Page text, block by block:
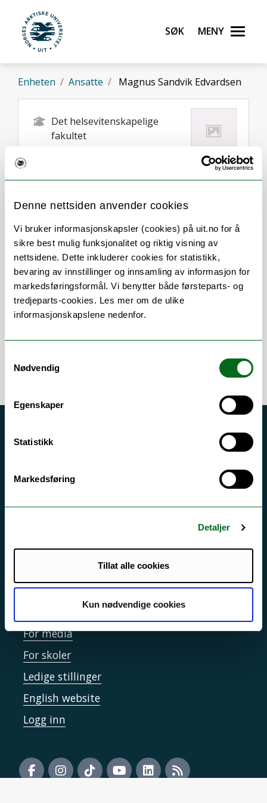
Denne nettsiden anvender cookies
Vi bruker informasjonskapsler (cookies) på uit.no for å
sikre best mulig funksjonalitet og riktig visning av
nettsidene. Dette inkluderer cookies for statistikk,
bevaring av innstillinger og innsamling av informasjon for
markedsføringsformål. Vi benytter både førsteparts- og
tredjeparts-cookies. Les mer om de ulike
informasjonskapslene nedenfor.
Nødvendig
Egenskaper
Statistikk
Markedsføring
Detaljer
Tillat alle cookies
Kun nødvendige cookies
Gå til hovedinnhold
UiT Norges arktiske universitet
Søk Meny
Enheten Ansatte Magnus Sandvik Edvardsen
Det helsevitenskapelige
fakultet
Om
Forskning og undervisning
Publikasjoner
Driftsmeldinger
Tilgjengelighetserklæring
Kontakt UiT
For media
For skoler
Ledige stillinger
English website
Logg inn